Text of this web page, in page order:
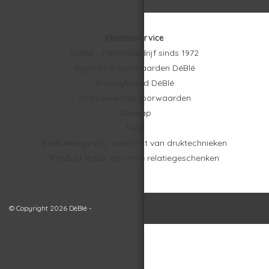
Klantenservice
DéBlé – Familiebedrijf sinds 1972
Algemene voorwaarden DéBlé
Privacybeleid DéBlé
Onze leveringsvoorwaarden
Sitemap
Bedrukkings-info: overzicht van druktechnieken
Product video van onze relatiegeschenken
© Copyright 2026 DéBlé -